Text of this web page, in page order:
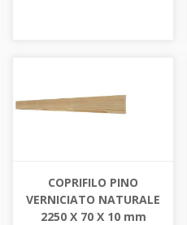
COPRIFILO PINO
VERNICIATO NATURALE
2250 X 70 X 10 mm